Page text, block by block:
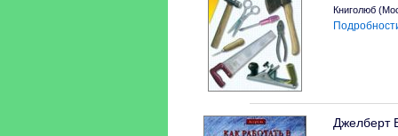
Книголюб
Джелберт